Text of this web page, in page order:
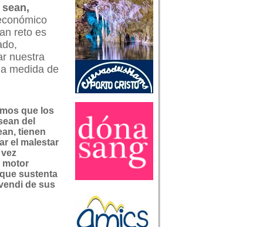
reto es
nuestra
medida de
que los
del
tienen
el malestar
motor
sustenta
de sus